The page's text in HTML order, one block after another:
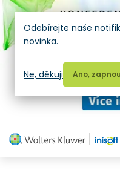
Odebírejte naše
novinka.
Ano,
Ne, děkuji